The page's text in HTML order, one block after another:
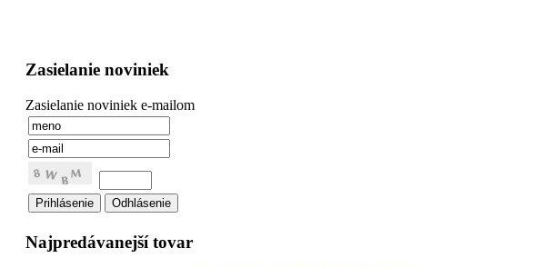
Zasielanie noviniek
Zasielanie noviniek e-mailom
Najpredávanejší tovar